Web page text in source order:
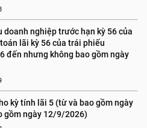
nghiệp trước hạn kỳ 56 của
lãi kỳ 56 của trái phiếu
đến nhưng không bao gồm ngày
kỳ tính lãi 5 (từ và bao gồm ngày
gồm ngày 12/9/2026)